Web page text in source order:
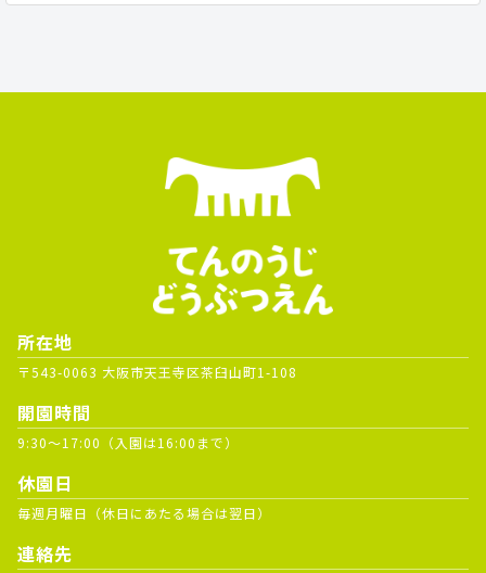
所在地
〒543-0063 大阪市天王寺区茶臼山町1-108
開園時間
9:30～17:00（入園は16:00まで）
休園日
毎週月曜日（休日にあたる場合は翌日）
連絡先